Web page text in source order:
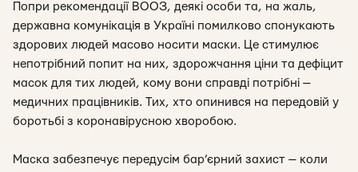
Попри рекомендації ВООЗ, деякі особи та, на жаль,
державна комунікація в Україні помилково спонукають
здорових людей масово носити маски. Це стимулює
непотрібний попит на них, здорожчання ціни та дефіцит
масок для тих людей, кому вони справді потрібні —
медичних працівників. Тих, хто опинився на передовій у
боротьбі з коронавірусною хворобою.
Маска забезпечує передусім бар’єрний захист — коли